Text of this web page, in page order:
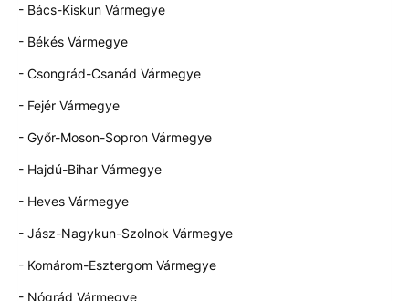
- Bács-Kiskun Vármegye
- Békés Vármegye
- Csongrád-Csanád Vármegye
- Fejér Vármegye
- Győr-Moson-Sopron Vármegye
- Hajdú-Bihar Vármegye
- Heves Vármegye
- Jász-Nagykun-Szolnok Vármegye
- Komárom-Esztergom Vármegye
- Nógrád Vármegye